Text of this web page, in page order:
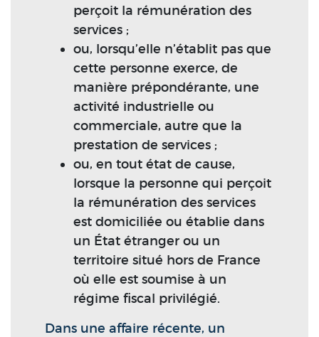
perçoit la rémunération des
services ;
ou, lorsqu’elle n’établit pas que
cette personne exerce, de
manière prépondérante, une
activité industrielle ou
commerciale, autre que la
prestation de services ;
ou, en tout état de cause,
lorsque la personne qui perçoit
la rémunération des services
est domiciliée ou établie dans
un État étranger ou un
territoire situé hors de France
où elle est soumise à un
régime fiscal privilégié.
Dans une affaire récente, un